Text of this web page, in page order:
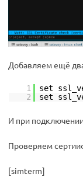
Добавляем ещё
1
set
2
set
И при
Проверяем
[simterm]